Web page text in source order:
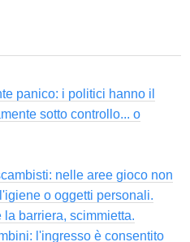
panico: i politici hanno il
sotto controllo... o
nelle aree gioco non
o oggetti personali.
la barriera, scimmietta.
l'ingresso è consentito